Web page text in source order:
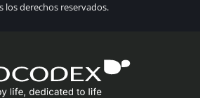
los derechos reservados.